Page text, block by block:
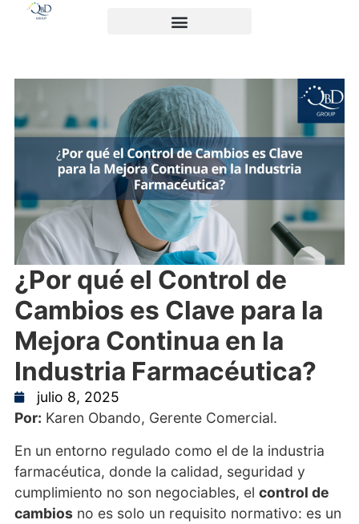
¿Por qué el Control de
Cambios es Clave para la
Mejora Continua en la
Industria Farmacéutica?
julio 8, 2025
Por: Karen Obando, Gerente Comercial.
En un entorno regulado como el de la industria
farmacéutica, donde la calidad, seguridad y
cumplimiento no son negociables, el control de
cambiosno es solo un requisito normativo: es un